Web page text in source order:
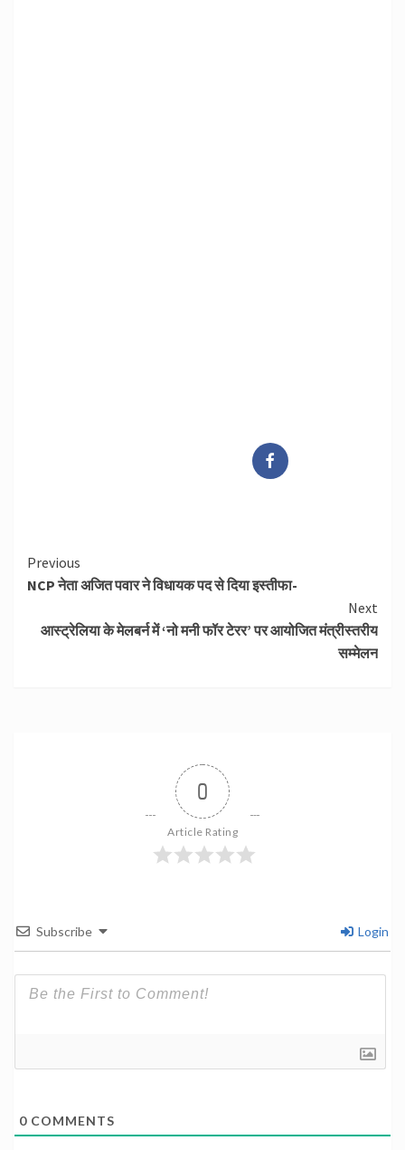
Continue
Reading
Previous
NCP नेता अजित पवार ने विधायक पद से दिया इस्तीफा-
Next
आस्‍ट्रेलिया के मेलबर्न में ‘नो मनी फॉर टेरर’ पर आयोजित मंत्रीस्‍तरीय
सम्‍मेलन
0
Article Rating
Subscribe Login
0 COMMENTS